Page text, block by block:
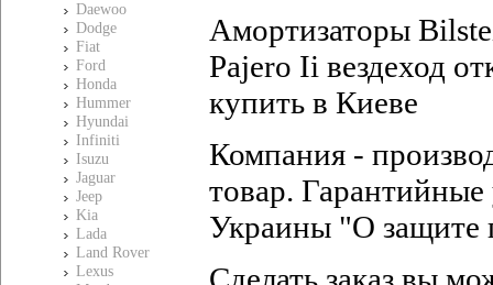
Daewoo
Dodge
Fiat
Ford
Honda
Hummer
Hyundai
Infiniti
Isuzu
Jaguar
Jeep
Kia
Lada
Land Rover
Lexus
Амортизаторы
Pajero Ii вездеход
купить в Киеве
Компания -
товар. Гарантийные
Украины "О защите